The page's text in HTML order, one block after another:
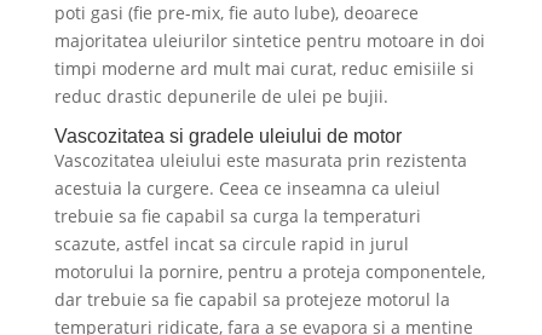
poti gasi (fie pre-mix, fie auto lube), deoarece
majoritatea uleiurilor sintetice pentru motoare in doi
timpi moderne ard mult mai curat, reduc emisiile si
reduc drastic depunerile de ulei pe bujii.
Vascozitatea si gradele uleiului de motor
Vascozitatea uleiului este masurata prin rezistenta
acestuia la curgere. Ceea ce inseamna ca uleiul
trebuie sa fie capabil sa curga la temperaturi
scazute, astfel incat sa circule rapid in jurul
motorului la pornire, pentru a proteja componentele,
dar trebuie sa fie capabil sa protejeze motorul la
temperaturi ridicate, fara a se evapora si a mentine